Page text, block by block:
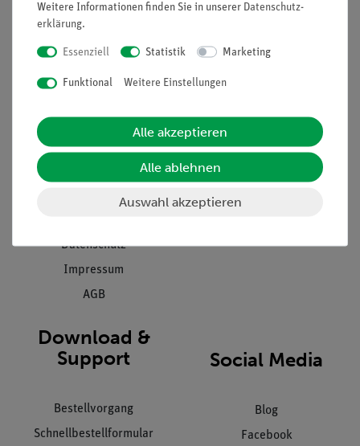
Informationen
Projekte und Lösungen
Presse
Datenschutz
Impressum
AGB
Service
Beratung & Showroom
Inventarisierungs- &
Download &
Support
Bestellvorgang
Schnellbestellformular
Social Media
Blog
Facebook
Weitere Informationen finden Sie in unserer Daten­schutz­
erklärung.
Essenziell Statistik Marketing
Funktional Weitere Einstellungen
Alle akzeptieren
Alle ablehnen
Auswahl akzeptieren